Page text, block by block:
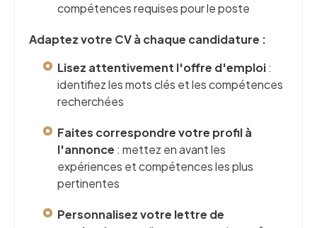
compétences requises pour le poste
Adaptez votre CV à chaque candidature :
Lisez attentivement l'offre d'emploi:
identifiez les mots clés et les compétences
recherchées
Faites correspondre votre profil à
l'annonce : mettez en avant les
expériences et compétences les plus
pertinentes
Personnalisez votre lettre de